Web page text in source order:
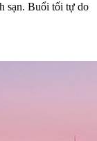
sạn. Buổi tối tự do